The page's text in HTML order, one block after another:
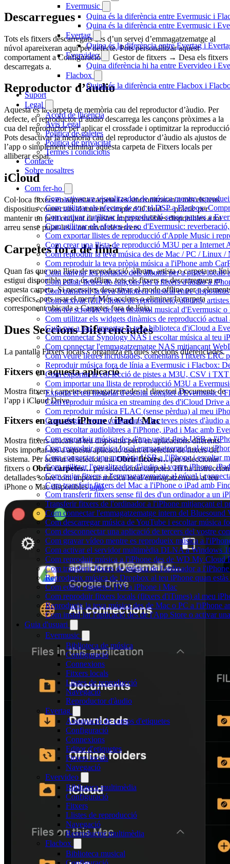
Evermusic
Quina és la diferència entre Evermusic i
Quina és la diferència entre Evermusic i
Evertag
Quina és la diferència entre Evertag i
Evervideo
Quina diferència hi ha entre Evervideo i
Flacbox
Quina és la diferència entre Flacbox i
Suport
Legal
Acord de llicència
Avís Legal
Política de galetes
Política de privacitat
Termes i condicions
Contacte
Sobre nosaltres
Com fer-ho
Com activar un visualitzador de música mentre
Com utilitzar els efectes de so i el DSP a Flacbox:
Com activar i utilitzar la reproducció sense pauses a
Com utilitzar els efectes de so d'Evermusic:
Com exportar llistes de reproducció d'Apple Music i
Com crear una llista de reproducció M3U per a
Com reproduir la teva música des de Mac / PC /
Com reproduir la teva pròpia música a l'iPhone amb
Com canviar les portades dels àlbums per a pistes
Com editar lletres de cançons per a fitxers d'àudio a
Com transferir la teva biblioteca musical entre
Com arxivar (ZIP) llistes de reproducció, àlbums,
Com fer scrobble del teu historial musical d'Evermusic
Com utilitzar els widgets dinàmics de reproducció
Guia pas a pas: importar la teva biblioteca d'iCloud a
Com connectar Synology NAS i escoltar música al teu
Com connectar l'emmagatzematge NAS mitjançant
Com veure lletres incrustades, comentaris i fitxers LRC
Reproduir música fora de línia a Evermusic i Flacbox:
Com exportar la col·lecció de pistes a M3U, CSV i
Com importar una llista de reproducció M3U a
Exporta el teu historial d'escolta complet d'Evermusic i
Com reproduir música en streaming des d'iCloud Drive
Com reproduir música FLAC (sense pèrdua) al meu
Com afegir i veure comentaris a les teves pistes
Com escoltar audiolibres a l'iPhone, iPad i Mac amb
Com reproduir música des d'una unitat flash USB a
Com reproduir música local emmagatzemada al teu
Com connectar una memòria USB a l'iPhone i escoltar
Com utilitzar l'equalitzador d'àudio al vostre iPhone,
Com pujar fitxers a l'emmagatzematge al núvol i
Com transferir fitxers del Mac a l'iPhone o iPad amb
Com transferir fitxers sense fil des d'un ordinador a un
Transferir fitxers de l'ordinador a l'iPhone mitjançant el
Com connectar l'emmagatzematge intern del
Com descarregar música de YouTube i escoltar música
Com desconnectar una aplicació de tercers del vostre
Com gravar vídeo mentre es reprodueix música a
Com activar el servidor multimèdia DLNA a Windows
Com reproduir música a l'iPhone des de WD My Cloud
Com transferir fitxers de música de l'ordinador a
Reprodueix música de Dropbox al teu iPhone quan
Com editar etiquetes ID3 a iPhone i Mac
Com reproduir fitxers locals (fitxers d'iTunes) al meu
Reprodueix la teva música des de Mac o PC a l'iPhone
Com instal·lar l'aplicació des de l'App Store o activar
Guia d'usuari
Evermusic
Biblioteca de música
Configuració
Connexions
Fitxers locals
Llistes de reproducció
Navegació
Reproductor d'àudio
Evertag
Assignació de camps d'etiquetes
Configuració
Connexions
Editor d'etiquetes
Fitxers locals
Navegació
Evervideo
Biblioteca multimèdia
Configuració
Fitxers
Llistes de reproducció
Navegació
Reproductor multimèdia
Flacbox
Biblioteca musical
Descarregues
Tots els fitxers descarregats des d’un servei d’emmagatzematge al
núvol apareixeran aquí per defecte. Pots personalitzar aquest
comportament a Configuració → Gestor de fitxers → Desa els fitxers
descarregats a.
Reproductor d’àudio
Aquesta és la carpeta de memòria cau del reproductor d’àudio. Per
defecte, el reproductor d’àudio descarrega les cançons pròximes a la
cua del reproductor per aplicar el crossfade i optimitzar la
Pots desactivar la memòria cau del reproductor d’àudio als ajustos de
l’app o simplement eliminar aquesta carpeta de Fitxers locals per
alliberar espai.
iCloud
Col·loca fitxers en aquesta carpeta i es sincronitzaran a tots els teus
dispositius connectats al mateix compte d’iCloud — pràctic per
mantenir un petit conjunt de pistes imprescindibles disponibles a tot
arreu sense pujar-les a un núvol de tercers.
Carpetes fora de línia
Quan fas que una llista de reproducció, àlbum, artista o carpeta en
estigui disponible per a ús offline, tots els fitxers es descarreguen en
aquesta carpeta. Si necessites desactivar el mode offline per a
específics, pots usar el menú Més accions o eliminar la carpeta
corresponent ubicada a Carpetes fora de línia.
Dues Seccions Diferenciades
La pantalla Fitxers locals s’organitza en dues seccions diferenciades.
Fitxers en aquesta aplicació
Mostra fitxers i carpetes emmagatzemades al directori Documents de
l’app i iCloud Drive.
Fitxers en aquest iPhone / iPad / Mac
Mostra fitxers ubicats al teu dispositiu però en aplicacions diferents.
Pots importar-los a aquesta aplicació usant el selector de fitxers del
sistema. Per activar el selector, triaObrir fitxers…per seleccionar
fitxers o Obrir carpetes…per seleccionar carpetes. Hi ha
detallades sobre com importar música local emmagatzemada al teu
iPhone o Mac disponiblesaquí.